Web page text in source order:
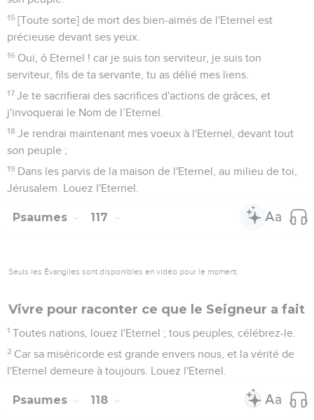
15 [Toute sorte] de mort des bien-aimés de l'Eternel est
précieuse devant ses yeux.
16 Ouï, ô Eternel ! car je suis ton serviteur, je suis ton
serviteur, fils de ta servante, tu as délié mes liens.
17 Je te sacrifierai des sacrifices d'actions de grâces, et
j'invoquerai le Nom de l’Eternel.
18 Je rendrai maintenant mes voeux à l'Eternel, devant tout
son peuple ;
19 Dans les parvis de la maison de l'Eternel, au milieu de toi,
Jérusalem. Louez l'Eternel.
Psaumes 117
Seuls les Évangiles sont disponibles en vidéo pour le moment.
Vivre pour raconter ce que le Seigneur a fait
1 Toutes nations, louez l'Eternel ; tous peuples, célébrez-le.
2 Car sa miséricorde est grande envers nous, et la vérité de
l'Eternel demeure à toujours. Louez l'Eternel.
Psaumes 118